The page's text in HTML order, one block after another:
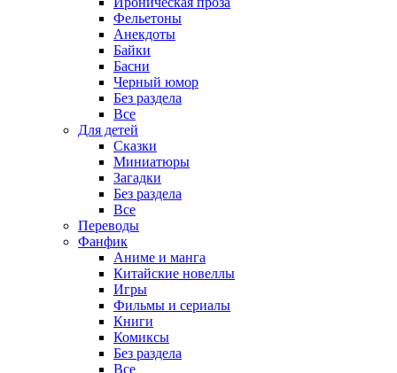
Фельетоны
Анекдоты
Байки
Басни
Черный юмор
Без раздела
Все
Для детей
Сказки
Миниатюры
Загадки
Без раздела
Все
Переводы
Фанфик
Аниме и манга
Китайские новеллы
Игры
Фильмы и сериалы
Книги
Комиксы
Без раздела
Все